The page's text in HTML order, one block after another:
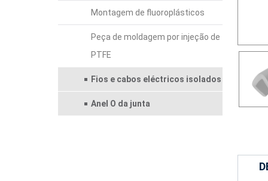
Montagem de fluoroplásticos
Peça de moldagem por injeção de
PTFE
Fios e cabos eléctricos isolados
Anel O da junta